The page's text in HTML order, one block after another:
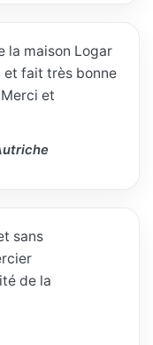
la maison Logar
fait très bonne
et
sans
de la